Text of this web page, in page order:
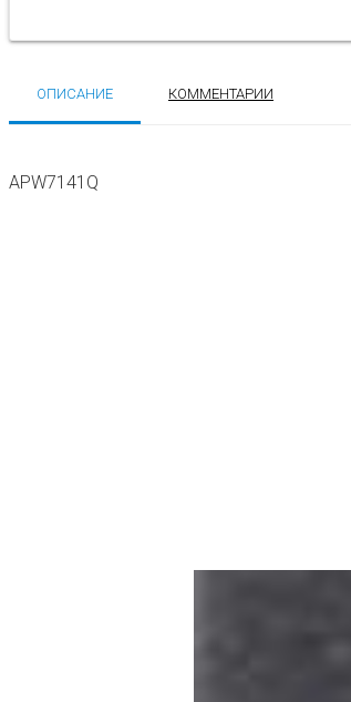
ОПИСАНИЕ КОММЕНТАРИИ
APW7141Q